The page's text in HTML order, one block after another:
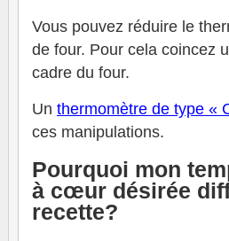
Vous pouvez réduire le
de four. Pour cela coincez
cadre du four.
Un thermomètre de type «
ces manipulations.
Pourquoi mon
à cœur désirée
recette?